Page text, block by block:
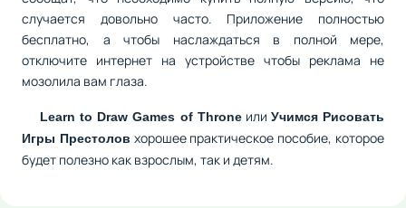
случается довольно часто. Приложение полностью
бесплатно, а чтобы наслаждаться в полной мере,
отключите интернет на устройстве чтобы реклама не
мозолила вам глаза.
Learn to Draw Games of Throneили Учимся Рисовать
Игры Престолов хорошее практическое пособие, которое
будет полезно как взрослым, так и детям.